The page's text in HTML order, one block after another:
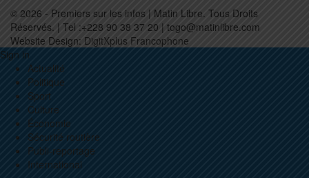
© 2026 - Premiers sur les infos | Matin Libre. Tous Droits
Réservés. | Tel :+228 90 38 37 20 | togo@matinlibre.com
Website Design: DigitXplus Francophone
Sign in
Actualité
Politique
Sport
Culture
Économie
Sécurité routière
Publi-reportage
International